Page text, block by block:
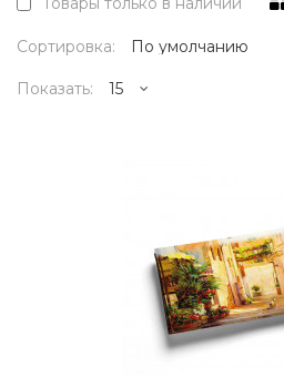
Сортировка:
Показать:
Художник
выпускница
Факультет